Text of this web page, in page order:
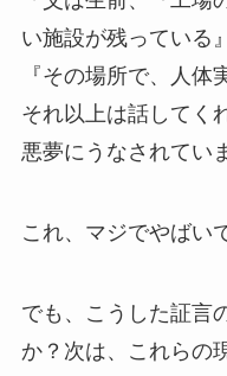
い施設が残っている
『その場所で、人体
それ以上は話してく
悪夢にうなされてい
これ、マジでやばい
でも、こうした証言
か？次は、これらの